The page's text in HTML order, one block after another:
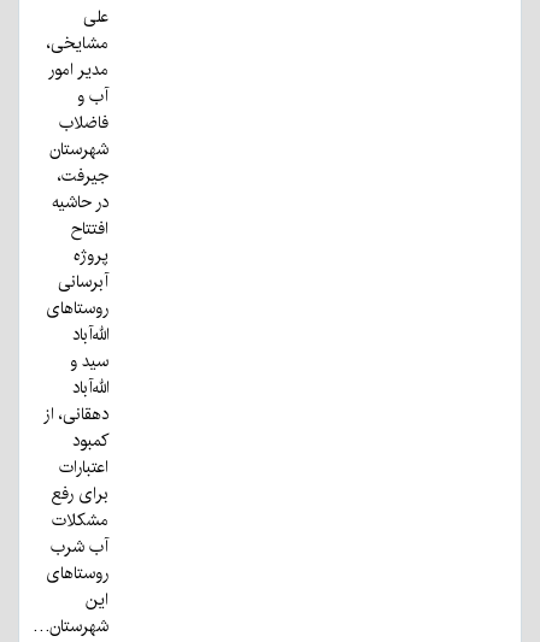
علی
مشایخی،
مدیر امور
آب و
فاضلاب
شهرستان
جیرفت،
در حاشیه
افتتاح
پروژه
آبرسانی
روستاهای
الله‌آباد
سید و
الله‌آباد
دهقانی، از
کمبود
اعتبارات
برای رفع
مشکلات
آب شرب
روستاهای
این
شهرستان…